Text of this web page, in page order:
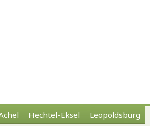
Hechtel-Eksel Leopoldsburg